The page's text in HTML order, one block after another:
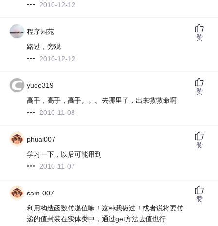
2010-12-12
程序园苑
路过，旁观
2010-12-12
赞
yuee319
高手，高手，高手。。。去哪里了，出来救救命啊
2010-11-08
赞
phuai007
学习一下，以后可能用到
2010-11-07
赞
sam-007
利用构造函数传递值嘛！这种我做过！或者说将要传
递的值封装在实体类中，通过get方法去值也行
赞